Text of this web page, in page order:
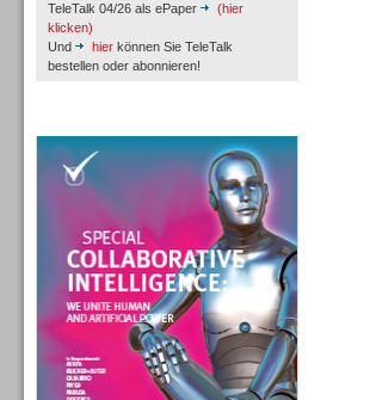
TeleTalk 04/26 als ePaper
(hier
klicken)
Und
hier können Sie TeleTalk
bestellen oder abonnieren!
Personal